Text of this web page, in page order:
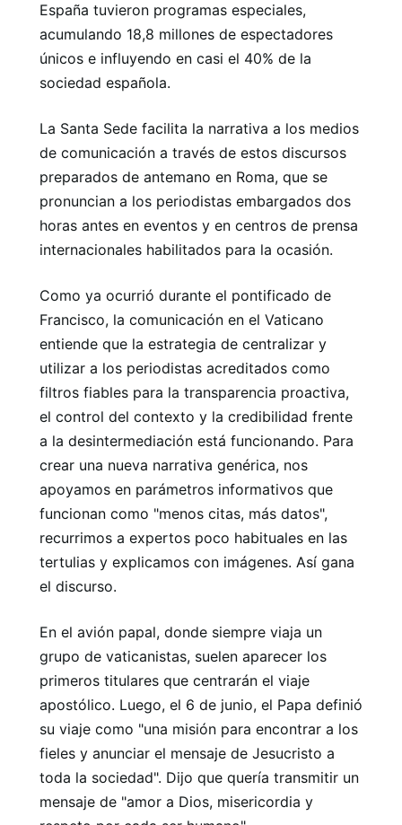
España tuvieron programas especiales,
acumulando 18,8 millones de espectadores
únicos e influyendo en casi el 40% de la
sociedad española.
La Santa Sede facilita la narrativa a los medios
de comunicación a través de estos discursos
preparados de antemano en Roma, que se
pronuncian a los periodistas embargados dos
horas antes en eventos y en centros de prensa
internacionales habilitados para la ocasión.
Como ya ocurrió durante el pontificado de
Francisco, la comunicación en el Vaticano
entiende que la estrategia de centralizar y
utilizar a los periodistas acreditados como
filtros fiables para la transparencia proactiva,
el control del contexto y la credibilidad frente
a la desintermediación está funcionando. Para
crear una nueva narrativa genérica, nos
apoyamos en parámetros informativos que
funcionan como "menos citas, más datos",
recurrimos a expertos poco habituales en las
tertulias y explicamos con imágenes. Así gana
el discurso.
En el avión papal, donde siempre viaja un
grupo de vaticanistas, suelen aparecer los
primeros titulares que centrarán el viaje
apostólico. Luego, el 6 de junio, el Papa definió
su viaje como "una misión para encontrar a los
fieles y anunciar el mensaje de Jesucristo a
toda la sociedad". Dijo que quería transmitir un
mensaje de "amor a Dios, misericordia y